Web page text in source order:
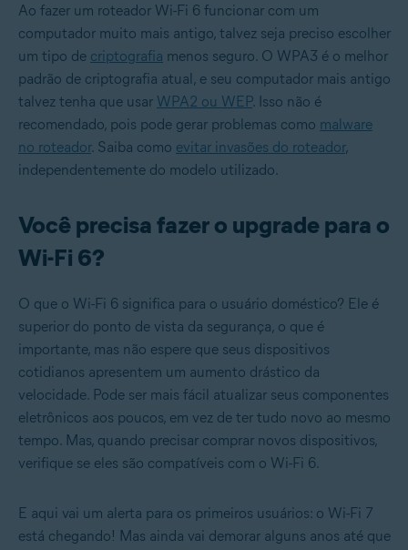
Ao fazer um roteador Wi-Fi 6 funcionar com um
computador muito mais antigo, talvez seja preciso escolher
um tipo de criptografia menos seguro. O WPA3 é o melhor
padrão de criptografia atual, e seu computador mais antigo
talvez tenha que usar WPA2 ou WEP. Isso não é
recomendado, pois pode gerar problemas como malware
no roteador. Saiba como evitar invasões do roteador,
independentemente do modelo utilizado.
Você precisa fazer o upgrade para o
Wi-Fi 6?
O que o Wi-Fi 6 significa para o usuário doméstico? Ele é
superior do ponto de vista da segurança, o que é
importante, mas não espere que seus dispositivos
cotidianos apresentem um aumento drástico da
velocidade. Pode ser mais fácil atualizar seus componentes
eletrônicos aos poucos, em vez de ter tudo novo ao mesmo
tempo. Mas, quando precisar comprar novos dispositivos,
verifique se eles são compatíveis com o Wi-Fi 6.
E aqui vai um alerta para os primeiros usuários: o Wi-Fi 7
está chegando! Mas ainda vai demorar alguns anos até que